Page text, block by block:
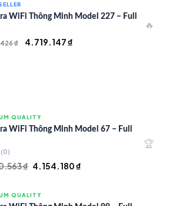
7.000.000 ₫.là:
WiFi Thông Minh Model 227 – Full
₫
Giá
4.719.147₫
🔥
QUALITY
WiFi Thông Minh Model 67 – Full
(0)
₫ Giá
là:
4.154.180₫
🏆
QUALITY